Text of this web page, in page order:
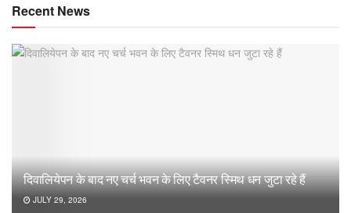
Recent News
दिवालियेपन के बाद नए चर्च भवन के लिए टैवनर स्मिथ धन जुटा रहे हैं
JULY 29, 2026